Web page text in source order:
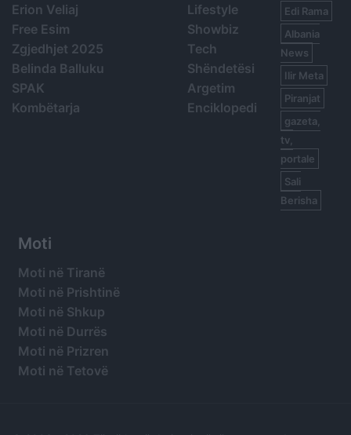
Erion Veliaj
Free Esim
Zgjedhjet 2025
Belinda Balluku
SPAK
Kombëtarja
Lifestyle
Showbiz
Tech
Shëndetësi
Argetim
Enciklopedi
Edi Rama
Albania
News
Ilir Meta
Piranjat
gazeta,
tv,
portale
Sali
Berisha
Moti
Moti në Tiranë
Moti në Prishtinë
Moti në Shkup
Moti në Durrës
Moti në Prizren
Moti në Tetovë